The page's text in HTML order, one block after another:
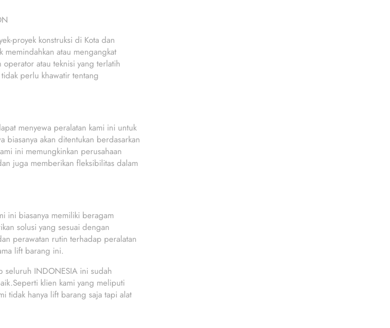
proyek konstruksi di Kota dan
atau mengangkat
atau teknisi yang terlatih
perlu khawatir tentang
menyewa peralatan kami ini untuk
biasanya akan ditentukan berdasarkan
ini memungkinkan perusahaan
juga memberikan fleksibilitas dalam
ini biasanya memiliki beragam
solusi yang sesuai dengan
perawatan rutin terhadap peralatan
lift barang ini.
seluruh INDONESIA ini sudah
klien kami yang meliputi
tidak hanya lift barang saja tapi alat